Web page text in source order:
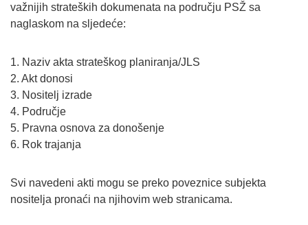
važnijih strateških dokumenata na području PSŽ sa
naglaskom na sljedeće:
1. Naziv akta strateškog planiranja/JLS
2. Akt donosi
3. Nositelj izrade
4. Područje
5. Pravna osnova za donošenje
6. Rok trajanja
Svi navedeni akti mogu se preko poveznice subjekta
nositelja pronaći na njihovim web stranicama.